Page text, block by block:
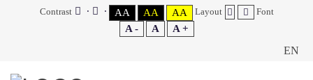
Contrast AA AA AA Layout Font
A - A A +
EN